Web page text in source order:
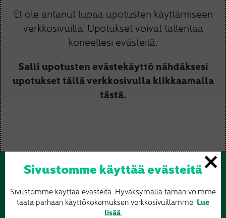
Et ole antanut lupaa upotusten käyttämiseen
verkkosivuilla. Upotukset voivat tallentaa
koneellesi evästeitä.
Salli upotusten evästekäyttö nähdäksesi
upotukset tällä verkkosivulla klikkaamalla
tästä.
Sivustomme käyttää evästeitä
Sivustomme käyttää evästeitä. Hyväksymällä tämän voimme
taata parhaan käyttökokemuksen verkkosivuillamme. Lue
lisää.